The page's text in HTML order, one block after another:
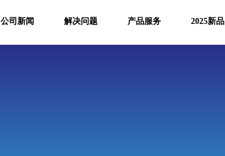
公司新闻 解决问题 产品服务 2025新品